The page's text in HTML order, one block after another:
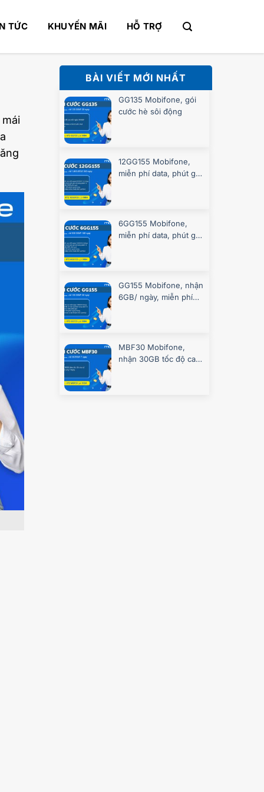
TỨC KHUYẾN MÃI HỖ TRỢ
BÀI VIẾT MỚI NHẤT
GG135 Mobifone, gói
cước hè sôi động
12GG155 Mobifone,
miễn phí data, phút gọi
6GG155 Mobifone,
miễn phí data, phút gọi
GG155 Mobifone, nhận
6GB/ ngày, miễn phí
MBF30 Mobifone,
nhận 30GB tốc độ cao